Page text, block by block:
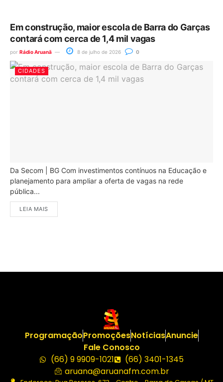
Em construção, maior escola de Barra do Garças
contará com cerca de 1,4 mil vagas
por Rádio Aruanã 8 de julho de 2026 0
CIDADES
Da Secom | BG Com investimentos contínuos na Educação e
planejamento para ampliar a oferta de vagas na rede
pública...
LEIA MAIS
ProgramaçãoPromoçõesNotíciasAnuncie
Fale Conosco
(66) 9 9909-1021
(66) 3401-1345
aruana@aruanafm.com.br